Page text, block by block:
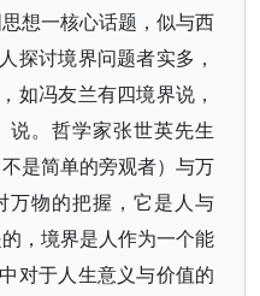
想一核心话题，似与西
探讨境界问题者实多，
如冯友兰有四境界说，
。哲学家张世英先生
是简单的旁观者）与万
万物的把握，它是人与
，境界是人作为一个能
对于人生意义与价值的